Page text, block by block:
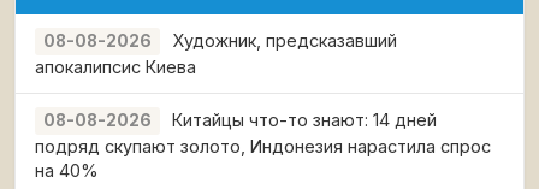
08-08-2026
Художник, предсказавший
апокалипсис Киева
08-08-2026
Китайцы что-то знают: 14 дней
подряд скупают золото, Индонезия нарастила спрос
на 40%